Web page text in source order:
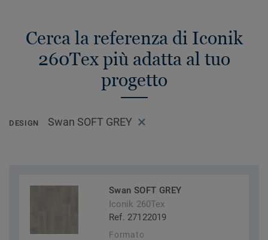
Cerca la referenza di Iconik
260Tex più adatta al tuo
progetto
DESIGN Swan SOFT GREY
Swan SOFT GREY
Iconik 260Tex
Ref. 27122019
Formato